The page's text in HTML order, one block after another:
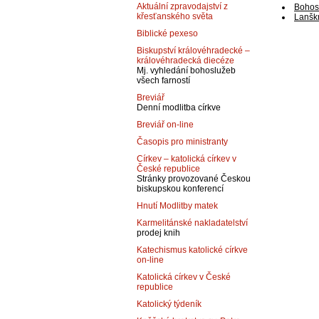
Aktuální zpravodajství z
křesťanského světa
Biblické pexeso
Biskupství královéhradecké –
královéhradecká diecéze
Mj. vyhledání bohoslužeb
všech farností
Breviář
Denní modlitba církve
Breviář on-line
Časopis pro ministranty
Církev – katolická církev v
České republice
Stránky provozované Českou
biskupskou konferencí
Hnutí Modlitby matek
Karmelitánské nakladatelství
prodej knih
Katechismus katolické církve
on-line
Katolická církev v České
republice
Katolický týdeník